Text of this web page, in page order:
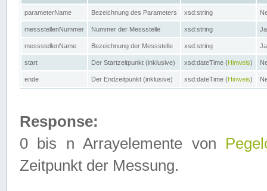
parameterName Bezeichnung des Parameters xsd:string
messstellenNummer Nummer der Messstelle xsd:string Ja
messstellenName Bezeichnung der Messstelle xsd:string Ja
start Der Startzeitpunkt (inklusive) xsd:dateTime (Hinweis)
ende Der Endzeitpunkt (inklusive) xsd:dateTime (Hinweis)
Response:
0 bis n Arrayelemente von
Zeitpunkt der Messung.